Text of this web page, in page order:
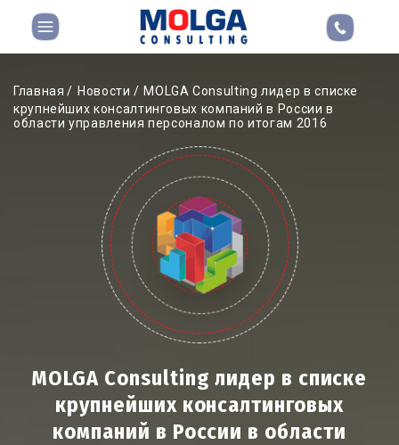
Главная Новости
MOLGA Consulting лидер в списке
крупнейших консалтинговых компаний в России в
области управления персоналом по итогам 2016
MOLGA Consulting лидер в списке
крупнейших консалтинговых
компаний в России в области